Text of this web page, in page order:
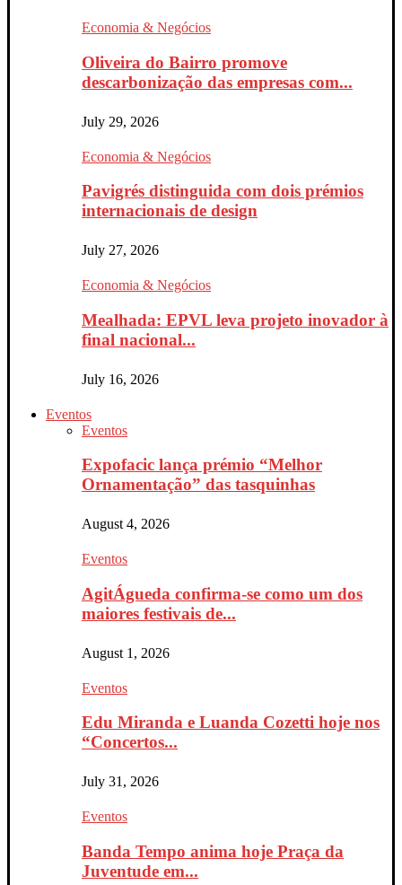
Economia & Negócios
Oliveira do Bairro promove
descarbonização das empresas com...
July 29, 2026
Economia & Negócios
Pavigrés distinguida com dois prémios
internacionais de design
July 27, 2026
Economia & Negócios
Mealhada: EPVL leva projeto inovador à
final nacional...
July 16, 2026
Eventos
Eventos
Expofacic lança prémio “Melhor
Ornamentação” das tasquinhas
August 4, 2026
Eventos
AgitÁgueda confirma-se como um dos
maiores festivais de...
August 1, 2026
Eventos
Edu Miranda e Luanda Cozetti hoje nos
“Concertos...
July 31, 2026
Eventos
Banda Tempo anima hoje Praça da
Juventude em...